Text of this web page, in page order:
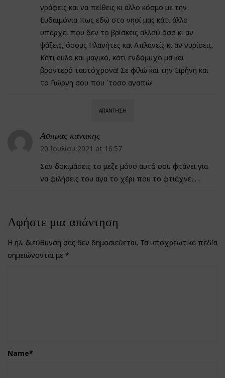
γράφεις και να πείθεις κι άλλο κόσμο με την
Ευδαιμόνια πως εδώ στο νησί μας κάτι άλλο
υπάρχει που δεν το βρίσκεις αλλού όσο κι αν
ψάξεις, όσους Πλανήτες και Απλανείς κι αν γυρίσεις.
Κάτι άυλο και μαγικό, κάτι ενδόμυχο μα και
βροντερό ταυτόχρονα! Σε φίλώ και την Ειρήνη και
το Γιώργη σου που ΄τοσο αγαπώ!
ΑΠΆΝΤΗΣΗ
Ασπρας κανακης
20 Ιουλίου 2021 at 16:57
Σαν δοκιμάσεις το μεζε μόνο αυτό σου φτάνει για
να φιλήσεις του αγα το χέρι που το φτιάχνει.. .
Αφήστε μια απάντηση
Η ηλ. διεύθυνση σας δεν δημοσιεύεται. Τα υποχρεωτικά πεδία
σημειώνονται με *
Name*